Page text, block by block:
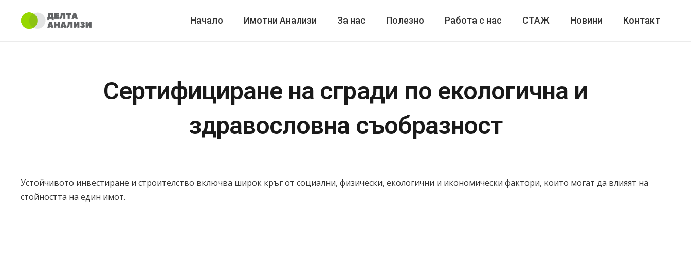
Начало Имотни Анализи За нас Полезно Работа с нас СТАЖ Новини Контакт
Сертифициране на сгради по екологична и
здравословна съобразност
Устойчивото инвестиране и строителство включва широк кръг от социални, физически, екологични и икономически фактори, които могат да влияят на
стойността на един имот.